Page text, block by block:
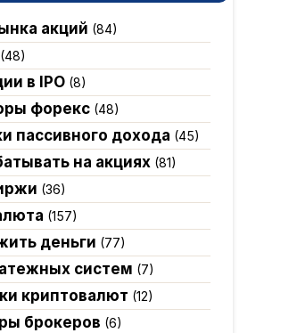
акций (84)
(48)
в IPO(8)
форекс(48)
пассивного дохода (45)
на акциях(81)
(36)
(157)
деньги (77)
систем (7)
криптовалют (12)
брокеров (6)